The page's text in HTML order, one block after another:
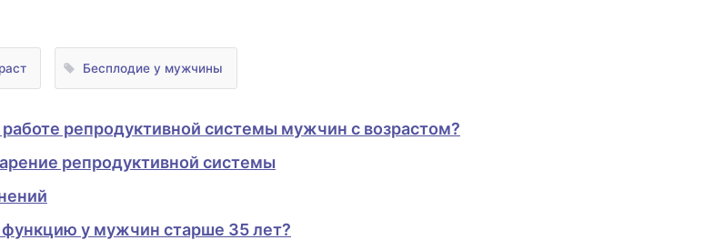
Бесплодие у мужчины
репродуктивной системы мужчин с возрастом?
репродуктивной системы
у мужчин старше 35 лет?